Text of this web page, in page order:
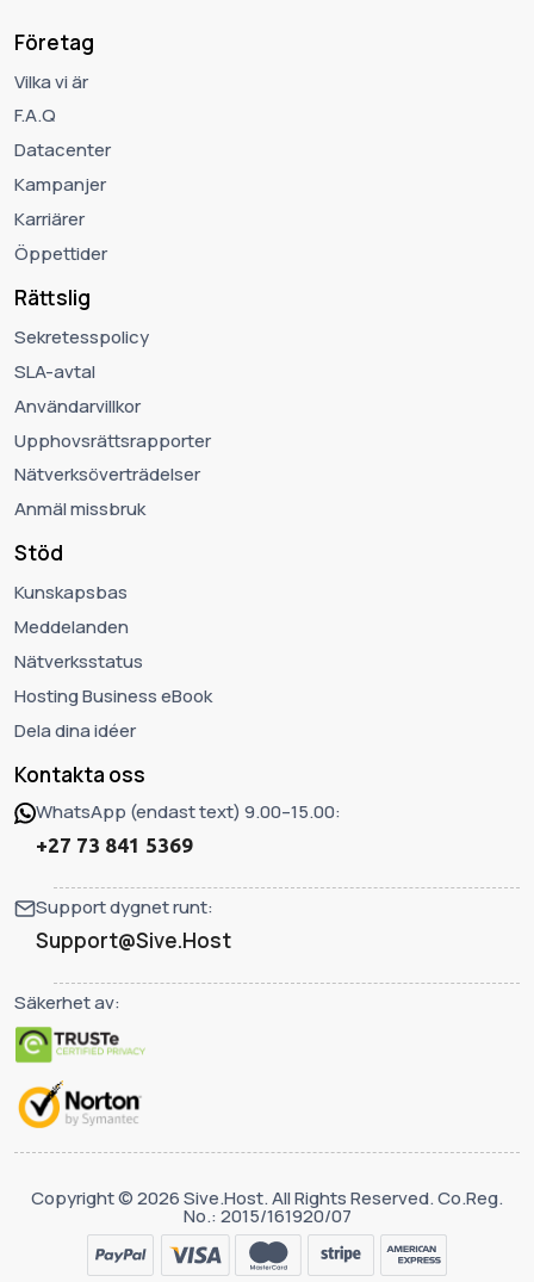
Företag
Vilka vi är
F.A.Q
Datacenter
Kampanjer
Karriärer
Öppettider
Rättslig
Sekretesspolicy
SLA-avtal
Användarvillkor
Upphovsrättsrapporter
Nätverksöverträdelser
Anmäl missbruk
Stöd
Kunskapsbas
Meddelanden
Nätverksstatus
Hosting Business eBook
Dela dina idéer
Kontakta oss
WhatsApp (endast text) 9.00–15.00:
+27 73 841 5369
Support dygnet runt:
Support@Sive.Host
Säkerhet av:
Copyright © 2026 Sive.Host. All Rights Reserved. Co.Reg.
No.: 2015/161920/07